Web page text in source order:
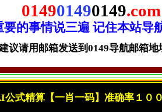
014901490149.com
要的事情说三遍 记住本站导
议请用邮箱发送到0149导航邮箱地
公式精算【一肖一码】准确率１０